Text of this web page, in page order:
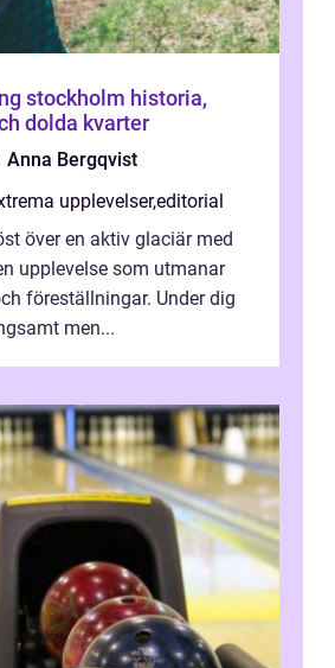
historia,
dolda kvarter
Anna Bergqvist
upplevelser,editorial
över en aktiv glaciär med
upplevelse som utmanar
föreställningar. Under dig
men...